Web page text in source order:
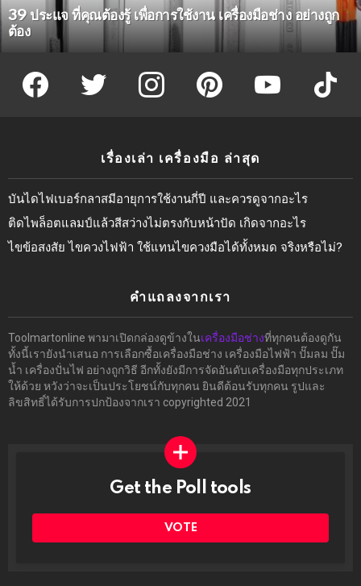
39 ประแจ ที่คุณต้องรู้ เพื่อการใช้งาน เครื่องมือช่าง อย่างถูก
ต้อง
facebook twitter instagram pinterest youtube tiktok
เรื่องเล่า เครื่องมือ ล่าสุด
บันไดไฟเบอร์กลาสมีอายุการใช้งานกี่ปี และควรดูจากอะไร
ติดไพล็อตแลมป์แล้วสีสว่างไม่ตรงกับหน้าปัด เกิดจากอะไร
ไขข้อสงสัย ไขควงไฟฟ้า ใช้แทนไขควงมือได้ทั้งหมด จริงหรือไม่?
คำแถลงจากเรา
Toolmartonline พามาเปิดกล่องดูข้างในเครื่องมือช่างที่ทุกคนต้องดูกัน
ทั้งนี้เรายังนำเสนอ การเลือกซื้อเครื่องมือช่าง เครื่องมือไฟฟ้า ปั๊มลม ปั๊ม
น้ำ เครื่องปั่นไฟ อย่างถูกวิธี อีกทั้งยังมีการจัดอันดับเครื่องมือทุกประเภท
ให้ด้วย หวังว่าจะเป็นประโยชน์กับทุกคน ยินดีต้อนรับทุกคน รูปและ
ลิขสิทธิ์ได้รับการปกป้องจากเรา copyrighted 2021
โพล
ได้ที่
Get the Poll tools
VOTE